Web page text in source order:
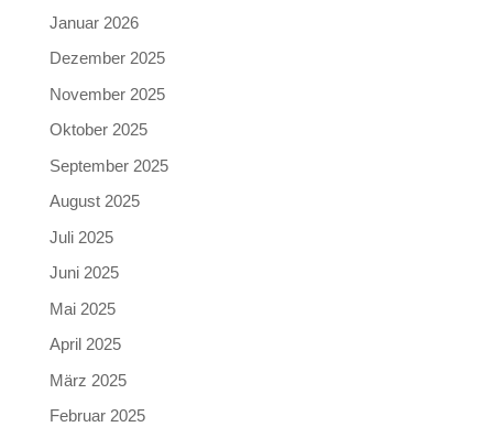
Januar 2026
Dezember 2025
November 2025
Oktober 2025
September 2025
August 2025
Juli 2025
Juni 2025
Mai 2025
April 2025
März 2025
Februar 2025